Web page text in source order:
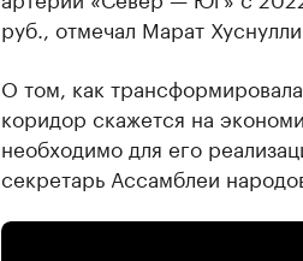
руб., отмечал Марат
О том, как
коридор скажется на
необходимо для его
секретарь Ассамблеи